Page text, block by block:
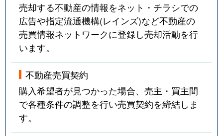
売却する不動産の情報をネット・チラシでの
広告や指定流通機構(レインズ)など不動産の
売買情報ネットワークに登録し売却活動を行
います。
不動産売買契約
購入希望者が見つかった場合、売主・買主間
で各種条件の調整を行い売買契約を締結しま
す。